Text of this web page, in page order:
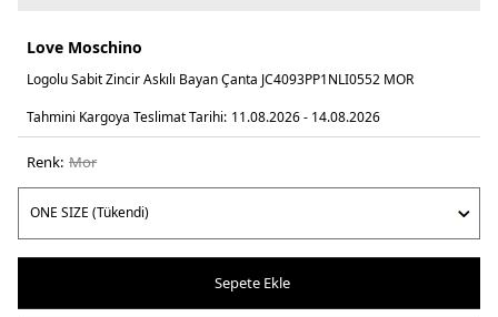
Love Moschino
Logolu Sabit Zincir Askılı Bayan Çanta JC4093PP1NLI0552 MOR
Tahmini Kargoya Teslimat Tarihi: 11.08.2026 - 14.08.2026
Renk: mor
Sepete Ekle